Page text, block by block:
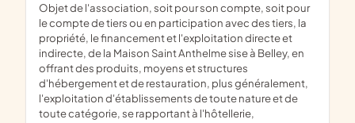
objet de l'association, soit pour son compte, soit pour
le compte de tiers ou en participation avec des tiers, la
propriété, le financement et l'exploitation directe et
indirecte, de la Maison Saint Anthelme sise à Belley, en
offrant des produits, moyens et structures
d'hébergement et de restauration, plus généralement,
l'exploitation d'établissements de toute nature et de
toute catégorie, se rapportant à l'hôtellerie,